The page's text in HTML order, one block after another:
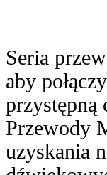
Seria
aby
przystępną
Przewody
uzyskania